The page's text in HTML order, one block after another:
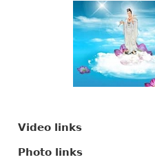
Video links
Photo links